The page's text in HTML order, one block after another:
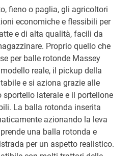
fieno o paglia, gli agricoltori
economiche e flessibili per
e di alta qualità, facili da
Proprio quello che
per balle rotonde Massey
reale, il pickup della
e si aziona grazie alle
sportello laterale e il portellone
La balla rotonda inserita
azionando la leva
una balla rotonda e
per un aspetto realistico.